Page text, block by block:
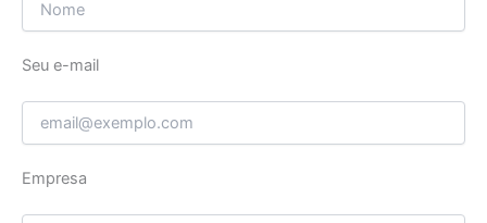
Seu e-mail
Empresa